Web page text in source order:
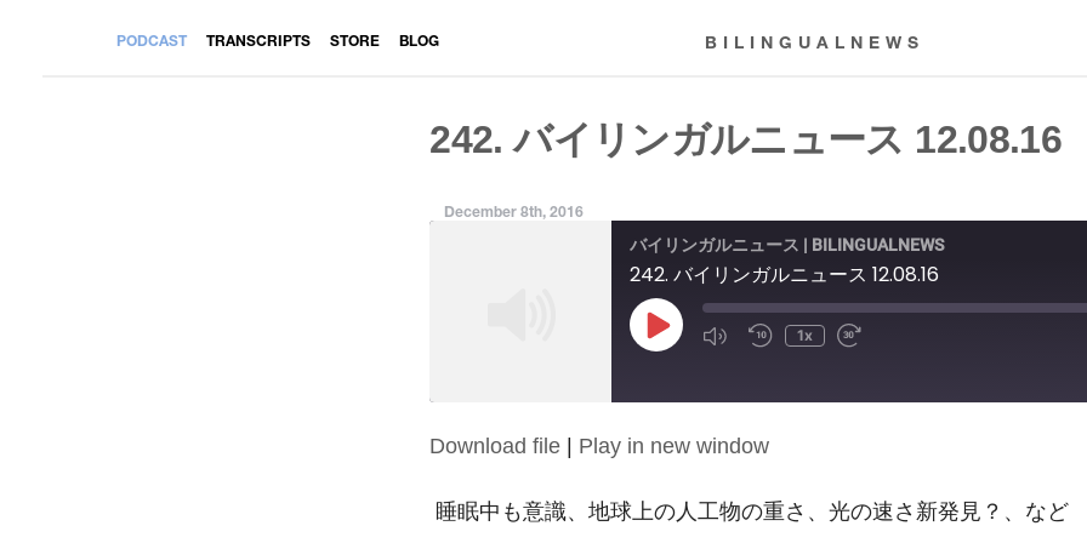
PODCAST TRANSCRIPTS STORE BLOG BILINGUALNEWS
242. バイリンガルニュース 12.08.16
December 8th, 2016
バイリンガルニュース | BILINGUALNEWS
242. バイリンガルニュース 12.08.16
Play
Episode
1x
SHARE
LINK
Download file | Play in new window
睡眠中も意識、地球上の人工物の重さ、光の速さ新発見？、など